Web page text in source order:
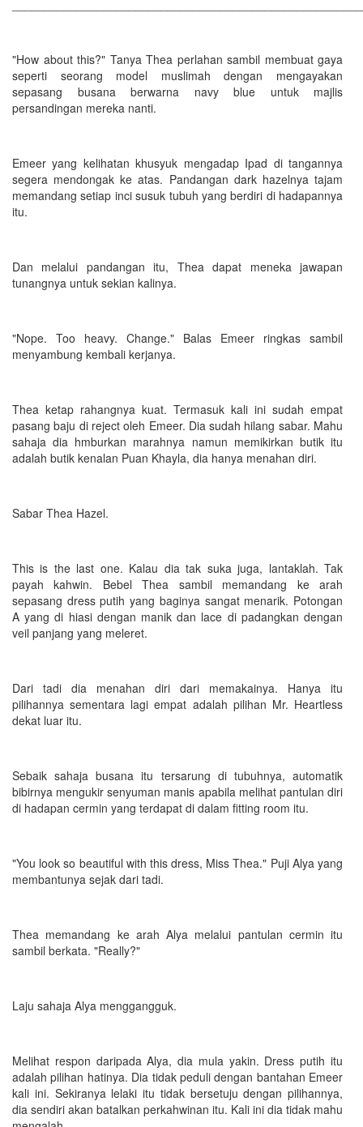
"How about this?" Tanya Thea perlahan sambil membuat gaya
seperti seorang model muslimah dengan mengayakan
sepasang busana berwarna navy blue untuk majlis
persandingan mereka nanti.
Emeer yang kelihatan khusyuk mengadap Ipad di tangannya
segera mendongak ke atas. Pandangan dark hazelnya tajam
memandang setiap inci susuk tubuh yang berdiri di hadapannya
itu.
Dan melalui pandangan itu, Thea dapat meneka jawapan
tunangnya untuk sekian kalinya.
"Nope. Too heavy. Change." Balas Emeer ringkas sambil
menyambung kembali kerjanya.
Thea ketap rahangnya kuat. Termasuk kali ini sudah empat
pasang baju di reject oleh Emeer. Dia sudah hilang sabar. Mahu
sahaja dia hmburkan marahnya namun memikirkan butik itu
adalah butik kenalan Puan Khayla, dia hanya menahan diri.
Sabar Thea Hazel.
This is the last one. Kalau dia tak suka juga, lantaklah. Tak
payah kahwin. Bebel Thea sambil memandang ke arah
sepasang dress putih yang baginya sangat menarik. Potongan
A yang di hiasi dengan manik dan lace di padangkan dengan
veil panjang yang meleret.
Dari tadi dia menahan diri dari memakainya. Hanya itu
pilihannya sementara lagi empat adalah pilihan Mr. Heartless
dekat luar itu.
Sebaik sahaja busana itu tersarung di tubuhnya, automatik
bibirnya mengukir senyuman manis apabila melihat pantulan diri
di hadapan cermin yang terdapat di dalam fitting room itu.
"You look so beautiful with this dress, Miss Thea." Puji Alya yang
membantunya sejak dari tadi.
Thea memandang ke arah Alya melalui pantulan cermin itu
sambil berkata. "Really?"
Laju sahaja Alya menggangguk.
Melihat respon daripada Alya, dia mula yakin. Dress putih itu
adalah pilihan hatinya. Dia tidak peduli dengan bantahan Emeer
kali ini. Sekiranya lelaki itu tidak bersetuju dengan pilihannya,
dia sendiri akan batalkan perkahwinan itu. Kali ini dia tidak mahu